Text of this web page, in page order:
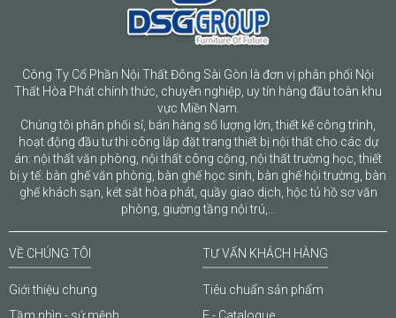
Công Ty Cổ Phần Nội Thất Đông Sài Gòn là đơn vị phân phối Nội
Thất Hòa Phát chính thức, chuyên nghiệp, uy tín hàng đầu toàn khu
vực Miền Nam.
Chúng tôi phân phối sỉ, bán hàng số lượng lớn, thiết kế công trình,
hoạt động đầu tư thi công lắp đặt trang thiết bị nội thất cho các dự
án: nội thất văn phòng, nội thất công cộng, nội thất trường học, thiết
bị y tế: bàn ghế văn phòng, bàn ghế học sinh, bàn ghế hội trường, bàn
ghế khách sạn, két sắt hòa phát, quầy giao dịch, hộc tủ hồ sơ văn
phòng, giường tầng nội trú,...
VỀ CHÚNG TÔI
Giới thiệu chung
TƯ VẤN KHÁCH HÀNG
Tiêu chuẩn sản phẩm